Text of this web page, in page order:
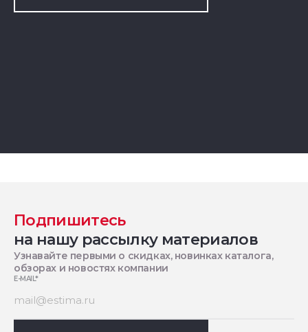
Подпишитесь
на нашу рассылку материалов
Узнавайте первыми о скидках, новинках каталога,
обзорах и новостях компании
E-MAIL*